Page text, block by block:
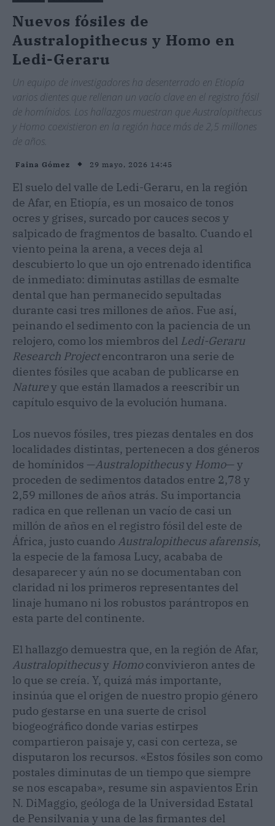
Nuevos fósiles de
Australopithecus y Homo en
Ledi-Geraru
Un equipo de investigadores ha desenterrado en Etiopía
varios dientes que rellenan un vacío clave en el registro fósil
de homínidos. Los hallazgos muestran que Australopithecus
y Homo coexistieron en la región hace más de 2,5 millones
de años.
Faina Gómez 29 mayo, 2026 14:45
El suelo del valle de Ledi-Geraru, en la región
de Afar, en Etiopía, es un mosaico de tonos
ocres y grises, surcado por cauces secos y
salpicado de fragmentos de basalto. Cuando el
viento peina la arena, a veces deja al
descubierto lo que un ojo entrenado identifica
de inmediato: diminutas astillas de esmalte
dental que han permanecido sepultadas
durante casi tres millones de años. Fue así,
peinando el sedimento con la paciencia de un
relojero, como los miembros del Ledi-Geraru
Research Projectencontraron una serie de
dientes fósiles que acaban de publicarse en
Naturey que están llamados a reescribir un
capítulo esquivo de la evolución humana.
Los nuevos fósiles, tres piezas dentales en dos
localidades distintas, pertenecen a dos géneros
de homínidos —Australopithecusy Homo— y
proceden de sedimentos datados entre 2,78 y
2,59 millones de años atrás. Su importancia
radica en que rellenan un vacío de casi un
millón de años en el registro fósil del este de
África, justo cuando Australopithecus afarensis,
la especie de la famosa Lucy, acababa de
desaparecer y aún no se documentaban con
claridad ni los primeros representantes del
linaje humano ni los robustos parántropos en
esta parte del continente.
El hallazgo demuestra que, en la región de Afar,
Australopithecusy Homoconvivieron antes de
lo que se creía. Y, quizá más importante,
insinúa que el origen de nuestro propio género
pudo gestarse en una suerte de crisol
biogeográfico donde varias estirpes
compartieron paisaje y, casi con certeza, se
disputaron los recursos. «Estos fósiles son como
postales diminutas de un tiempo que siempre
se nos escapaba», resume sin aspavientos Erin
N. DiMaggio, geóloga de la Universidad Estatal
de Pensilvania y una de las firmantes del